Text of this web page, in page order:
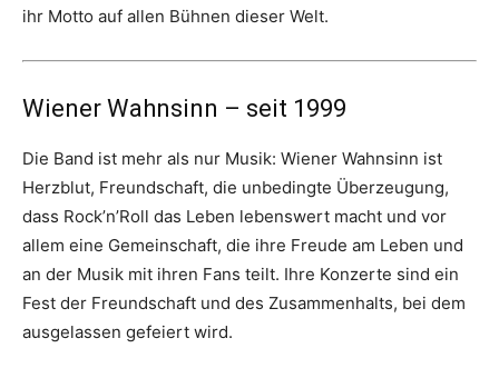
ihr Motto auf allen Bühnen dieser Welt.
Wiener Wahnsinn – seit 1999
Die Band ist mehr als nur Musik: Wiener Wahnsinn ist
Herzblut, Freundschaft, die unbedingte Überzeugung,
dass Rock’n’Roll das Leben lebenswert macht und vor
allem eine Gemeinschaft, die ihre Freude am Leben und
an der Musik mit ihren Fans teilt. Ihre Konzerte sind ein
Fest der Freundschaft und des Zusammenhalts, bei dem
ausgelassen gefeiert wird.